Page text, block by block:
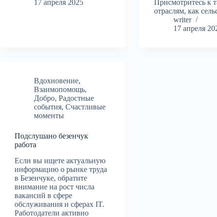
17 апреля 2025
Присмотритесь к
отраслям, как
writer
17 апреля
Вдохновение,
Взаимопомощь,
Добро, Радостные
события, Счастливые
моменты
Подслушано безенчук
работа
Если вы ищете актуальную
информацию о рынке труда
в Безенчуке, обратите
внимание на рост числа
вакансий в сфере
обслуживания и сферах IT.
Работодатели активно